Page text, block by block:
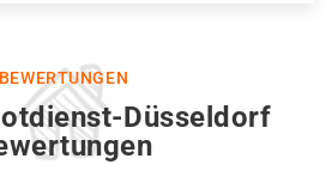
BEWERTUNGEN
Düsseldorf